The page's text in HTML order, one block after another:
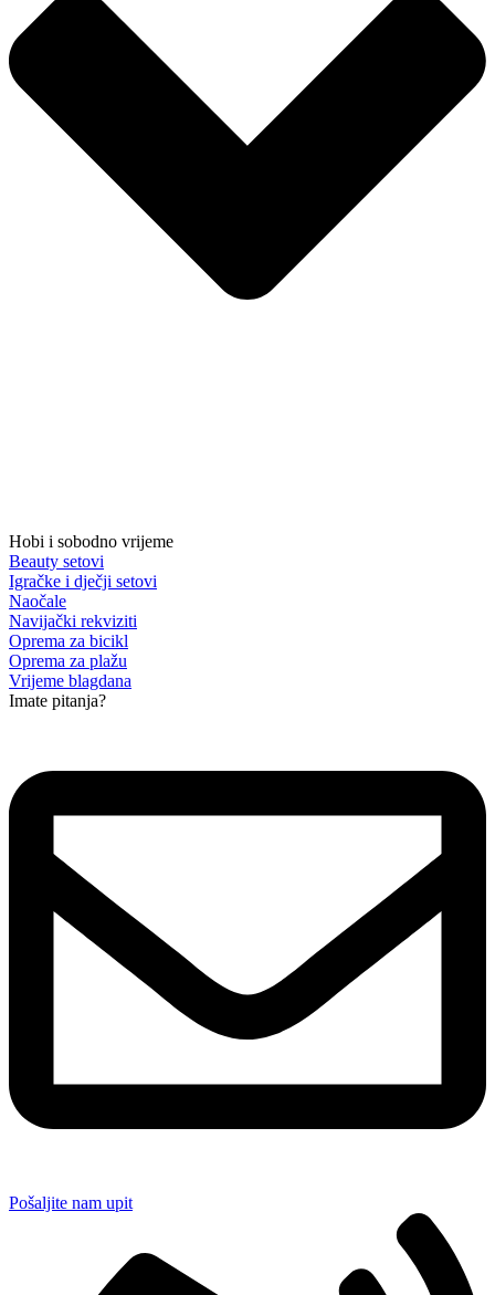
Hobi i sobodno vrijeme
Beauty setovi
Igračke i dječji setovi
Naočale
Navijački rekviziti
Oprema za bicikl
Oprema za plažu
Vrijeme blagdana
Imate pitanja?
Pošaljite nam upit